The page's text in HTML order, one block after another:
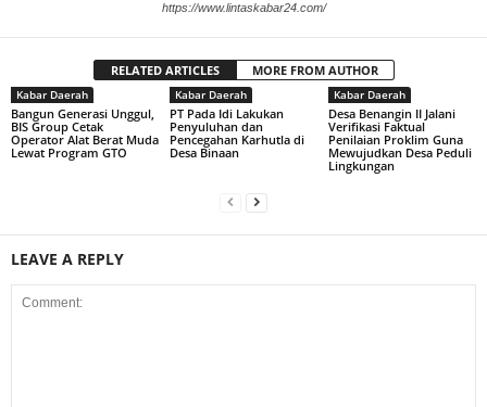
https://www.lintaskabar24.com/
RELATED ARTICLES MORE FROM AUTHOR
Kabar Daerah
Bangun Generasi Unggul,
BIS Group Cetak
Operator Alat Berat Muda
Lewat Program GTO
Kabar Daerah
PT Pada Idi Lakukan
Penyuluhan dan
Pencegahan Karhutla di
Desa Binaan
Kabar Daerah
Desa Benangin II Jalani
Verifikasi Faktual
Penilaian Proklim Guna
Mewujudkan Desa Peduli
Lingkungan
LEAVE A REPLY